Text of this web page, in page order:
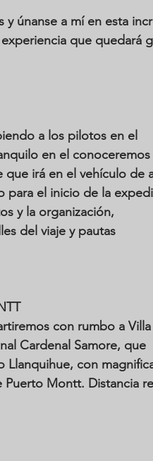
únanse a mí en esta
experiencia que quedará
a los pilotos en el
en el
irá en el vehículo de
para el inicio de la
y la organización,
del viaje y pautas
con rumbo a Villa
Cardenal Samore, que
con
Puerto Montt. Distancia